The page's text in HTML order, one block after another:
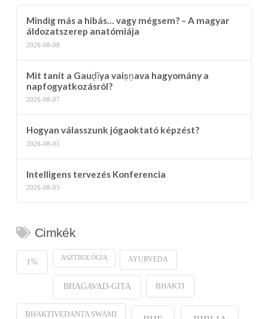
Mindig más a hibás… vagy mégsem? – A magyar
áldozatszerep anatómiája
2026-08-08
Mit tanít a Gauḍīya vaiṣṇava hagyomány a
napfogyatkozásról?
2026-08-07
Hogyan válasszunk jógaoktató képzést?
2026-08-05
Intelligens tervezés Konferencia
2026-08-05
Cimkék
1% ASZTROLÓGIA AYURVEDA
BHAGAVAD-GITA BHAKTI
BHAKTIVEDANTA SWAMI